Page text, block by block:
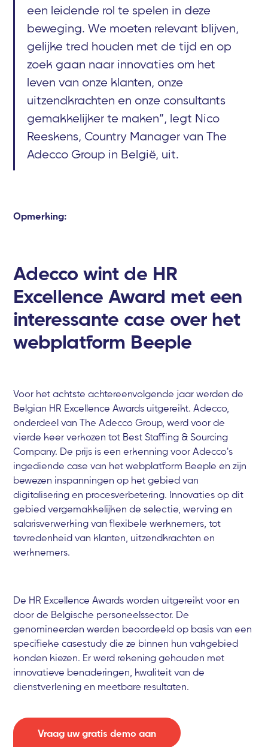
een leidende rol te spelen in deze
beweging. We moeten relevant blijven,
gelijke tred houden met de tijd en op
zoek gaan naar innovaties om het
leven van onze klanten, onze
uitzendkrachten en onze consultants
gemakkelijker te maken”, legt Nico
Reeskens, Country Manager van The
Adecco Group in België, uit.
Opmerking:
Adecco wint de HR
Excellence Award met een
interessante case over het
webplatform Beeple
Voor het achtste achtereenvolgende jaar werden de
Belgian HR Excellence Awards uitgereikt. Adecco,
onderdeel van The Adecco Group, werd voor de
vierde keer verkozen tot Best Staffing & Sourcing
Company. De prijs is een erkenning voor Adecco's
ingediende case van het webplatform Beeple en zijn
bewezen inspanningen op het gebied van
digitalisering en procesverbetering. Innovaties op dit
gebied vergemakkelijken de selectie, werving en
salarisverwerking van flexibele werknemers, tot
tevredenheid van klanten, uitzendkrachten en
werknemers.
De HR Excellence Awards worden uitgereikt voor en
door de Belgische personeelssector. De
genomineerden werden beoordeeld op basis van een
specifieke casestudy die ze binnen hun vakgebied
konden kiezen. Er werd rekening gehouden met
innovatieve benaderingen, kwaliteit van de
dienstverlening en meetbare resultaten.
Vraag uw gratis demo aan